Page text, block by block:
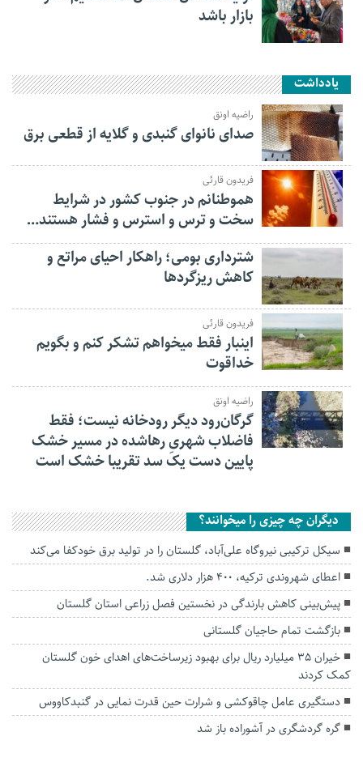
بازار باشد
یادداشت
راضیه اونق
صدای نانوای گنبدی و گلایه از قطعی برق
فریدون قارئی
هموطنانم در جنوب کشور در شرایط
سخت و ترس و استرس و فشار هستند…
شترداری بومی؛ راهکار احیای مراتع و
کاهش ریزگردها
فریدون قارئی
اینبار فقط میخواهم تشکر کنم و بگویم
خداقوت
راضیه اونق
گرگان‌رود دیگر رودخانه نیست؛ فقط
فاضلاب شهریِ رهاشده در مسیر خشک
پایین دست یک سد تقریبا خشک است
دیگران چه چیزی را میخوانند؟
سیکل ترکیبی نیروگاه علی‌آباد، گلستان را در تولید برق خودکفا می‌کند
اعطای شهروندی ترکیه، 400 هزار دلاری شد.
پیش‌بینی کاهش بارندگی در نخستین فصل زراعی استان گلستان
بازگشت تمام حاجیان گلستانی
خیران ۳۵ میلیارد ریال برای بهبود زیرساخت‌های اهدای خون گلستان
کمک کردند
دستگیری عامل چاقوکشی و شرارت حین قدرت نمایی در گنبدکاووس
گره گردشگری در آشوراده باز شد